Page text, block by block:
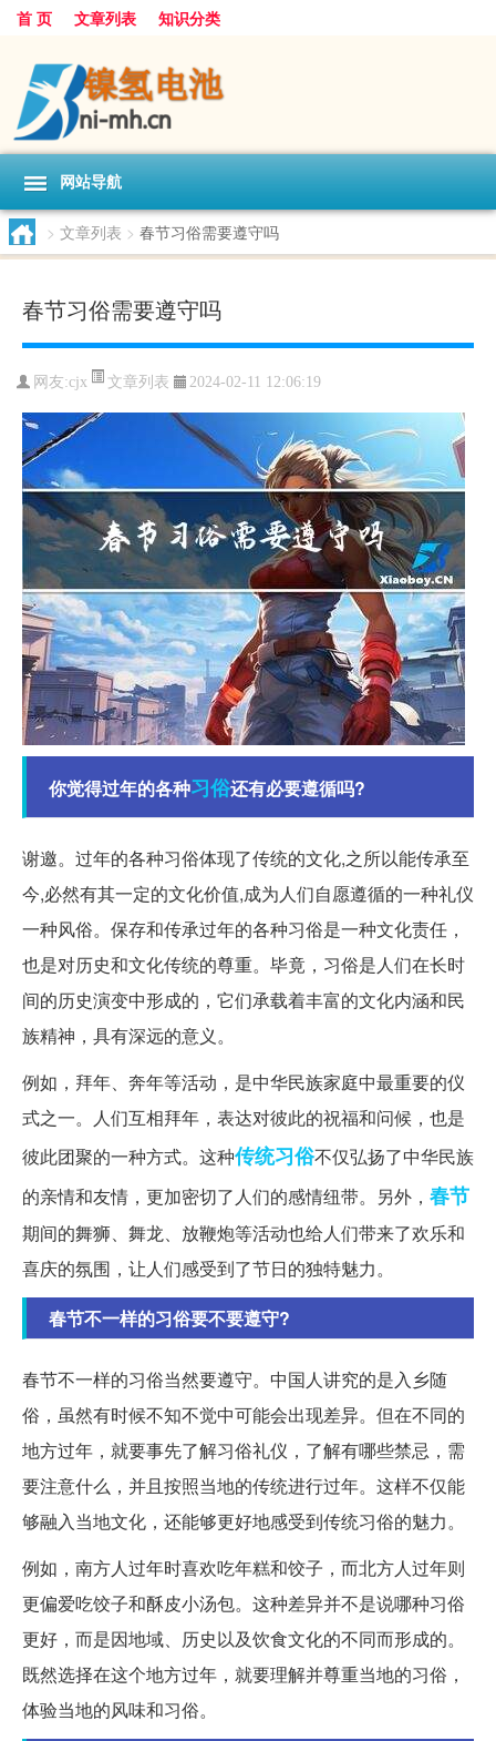
首 页 文章列表 知识分类
网站导航
> 文章列表 > 春节习俗需要遵守吗
春节习俗需要遵守吗
网友:cjx 文章列表 2024-02-11 12:06:19
你觉得过年的各种习俗还有必要遵循吗?
谢邀。过年的各种习俗体现了传统的文化,之所以能传承至
今,必然有其一定的文化价值,成为人们自愿遵循的一种礼仪
一种风俗。保存和传承过年的各种习俗是一种文化责任，
也是对历史和文化传统的尊重。毕竟，习俗是人们在长时
间的历史演变中形成的，它们承载着丰富的文化内涵和民
族精神，具有深远的意义。
例如，拜年、奔年等活动，是中华民族家庭中最重要的仪
式之一。人们互相拜年，表达对彼此的祝福和问候，也是
彼此团聚的一种方式。这种传统习俗不仅弘扬了中华民族
的亲情和友情，更加密切了人们的感情纽带。另外， 春节
期间的舞狮、舞龙、放鞭炮等活动也给人们带来了欢乐和
喜庆的氛围，让人们感受到了节日的独特魅力。
春节不一样的习俗要不要遵守?
春节不一样的习俗当然要遵守。中国人讲究的是入乡随
俗，虽然有时候不知不觉中可能会出现差异。但在不同的
地方过年，就要事先了解习俗礼仪，了解有哪些禁忌，需
要注意什么，并且按照当地的传统进行过年。这样不仅能
够融入当地文化，还能够更好地感受到传统习俗的魅力。
例如，南方人过年时喜欢吃年糕和饺子，而北方人过年则
更偏爱吃饺子和酥皮小汤包。这种差异并不是说哪种习俗
更好，而是因地域、历史以及饮食文化的不同而形成的。
既然选择在这个地方过年，就要理解并尊重当地的习俗，
体验当地的风味和习俗。